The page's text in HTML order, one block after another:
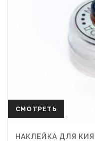
СМОТРЕТЬ
НАКЛЕЙКА ДЛЯ